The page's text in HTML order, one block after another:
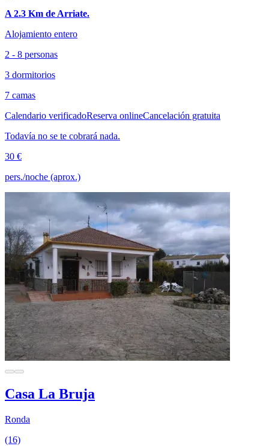
A 2.3 Km de Arriate.
Alojamiento entero
2 - 8 personas
3 dormitorios
7 camas
Calendario verificadoReserva onlineCancelación gratuita
Todavía no se te cobrará nada.
30 €
pers./noche (aprox.)
Casa La Bruja
Ronda
(16)